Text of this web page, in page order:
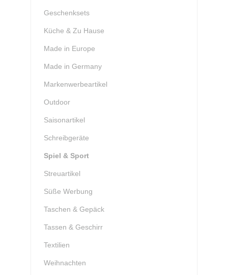
Geschenksets
Küche & Zu Hause
Made in Europe
Made in Germany
Markenwerbeartikel
Outdoor
Saisonartikel
Schreibgeräte
Spiel & Sport
Streuartikel
Süße Werbung
Taschen & Gepäck
Tassen & Geschirr
Textilien
Weihnachten